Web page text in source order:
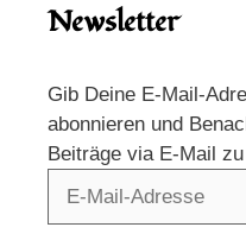
Newsletter
Gib Deine E-Mail-
abonnieren und
Beiträge via E-Mail